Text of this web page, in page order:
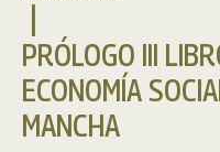
PRÓLOGO III
ECONOMÍA
MANCHA